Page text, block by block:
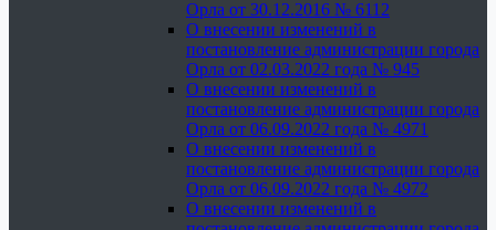
Орла от 30.12.2016 № 6112
О внесении изменений в
постановление администрации города
Орла от 02.03.2022 года № 945
О внесении изменений в
постановление администрации города
Орла от 06.09.2022 года № 4971
О внесении изменений в
постановление администрации города
Орла от 06.09.2022 года № 4972
О внесении изменений в